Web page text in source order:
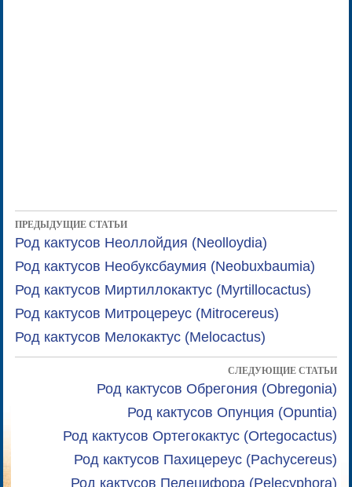
ПРЕДЫДУЩИЕ СТАТЬИ
Род кактусов Неоллойдия (Neolloydia)
Род кактусов Необуксбаумия (Neobuxbaumia)
Род кактусов Миртиллокактус (Myrtillocactus)
Род кактусов Митроцереус (Mitrocereus)
Род кактусов Мелокактус (Melocactus)
СЛЕДУЮЩИЕ СТАТЬИ
Род кактусов Обрегония (Obregonia)
Род кактусов Опунция (Opuntia)
Род кактусов Ортегокактус (Ortegocactus)
Род кактусов Пахицереус (Pachycereus)
Род кактусов Пелецифора (Pelecyphora)